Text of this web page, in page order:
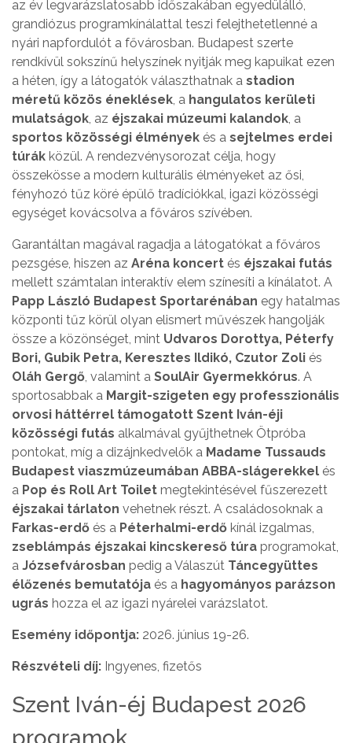
az év legvarázslatosabb időszakában egyedülálló,
grandiózus programkínálattal teszi felejthetetlenné a
nyári napfordulót a fővárosban. Budapest szerte
rendkívül sokszínű helyszínek nyitják meg kapuikat ezen
a héten, így a látogatók választhatnak a stadion
méretű közös éneklések, a hangulatos kerületi
mulatságok, az éjszakai múzeumi kalandok, a
sportos közösségi élmények és a sejtelmes erdei
túrák közül. A rendezvénysorozat célja, hogy
összekösse a modern kulturális élményeket az ősi,
fényhozó tűz köré épülő tradíciókkal, igazi közösségi
egységet kovácsolva a főváros szívében.
Garantáltan magával ragadja a látogatókat a főváros
pezsgése, hiszen az Aréna koncert és éjszakai futás
mellett számtalan interaktív elem színesíti a kínálatot. A
Papp László Budapest Sportarénában egy hatalmas
központi tűz körül olyan elismert művészek hangolják
össze a közönséget, mint Udvaros Dorottya, Péterfy
Bori, Gubik Petra, Keresztes Ildikó, Czutor Zoli és
Oláh Gergő, valamint a SoulAir Gyermekkórus. A
sportosabbak a Margit-szigeten egy professzionális
orvosi háttérrel támogatott Szent Iván-éji
közösségi futás alkalmával gyűjthetnek Ötpróba
pontokat, míg a dizájnkedvelők a Madame Tussauds
Budapest viaszmúzeumában ABBA-slágerekkel és
a Pop és Roll Art Toilet megtekintésével fűszerezett
éjszakai tárlaton vehetnek részt. A családosoknak a
Farkas-erdő és a Péterhalmi-erdő kínál izgalmas,
zseblámpás éjszakai kincskereső túra programokat,
a Józsefvárosban pedig a Válaszút Táncegyüttes
élőzenés bemutatója és a hagyományos parázson
ugrás hozza el az igazi nyárelei varázslatot.
Esemény időpontja: 2026. június 19-26.
Részvételi díj: Ingyenes, fizetős
Szent Iván-éj Budapest 2026